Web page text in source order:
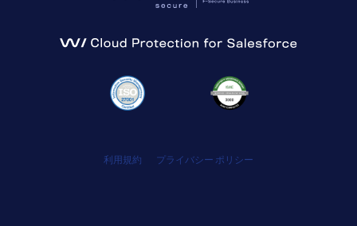
利用規約 プライバシー ポリシー